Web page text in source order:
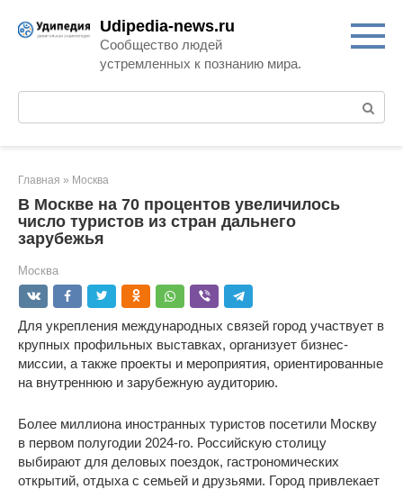
Udipedia-news.ru
Сообщество людей
устремленных к познанию мира.
Главная » Москва
В Москве на 70 процентов увеличилось
число туристов из стран дальнего
зарубежья
Москва
Для укрепления международных связей город участвует в
крупных профильных выставках, организует бизнес-
миссии, а также проекты и мероприятия, ориентированные
на внутреннюю и зарубежную аудиторию.
Более миллиона иностранных туристов посетили Москву
в первом полугодии 2024-го. Российскую столицу
выбирают для деловых поездок, гастрономических
открытий, отдыха с семьей и друзьями. Город привлекает